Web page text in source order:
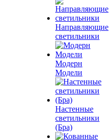
Направляющие
светильники
Модерн
Модели
Настенные
светильники
(Бра)